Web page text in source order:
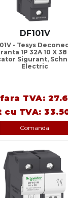
DF101V
- Tesys
1P 32A 10 X
Sigurant,
Electric
TVA:
cu TVA:
Comanda